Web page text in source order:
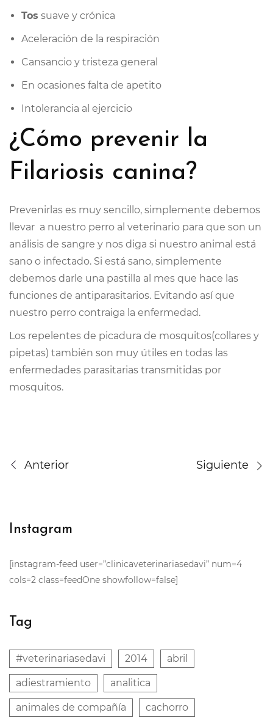
Tos suave y crónica
Aceleración de la respiración
Cansancio y tristeza general
En ocasiones falta de apetito
Intolerancia al ejercicio
¿Cómo prevenir la
Filariosis canina?
Prevenirlas es muy sencillo, simplemente debemos
llevar a nuestro perro al veterinario para que son un
análisis de sangre y nos diga si nuestro animal está
sano o infectado. Si está sano, simplemente
debemos darle una pastilla al mes que hace las
funciones de antiparasitarios. Evitando así que
nuestro perro contraiga la enfermedad.
Los repelentes de picadura de mosquitos(collares y
pipetas) también son muy útiles en todas las
enfermedades parasitarias transmitidas por
mosquitos.
Anterior Siguiente
Instagram
[instagram-feed user=”clinicaveterinariasedavi” num=4
cols=2 class=feedOne showfollow=false]
Tag
#veterinariasedavi 2014 abril
adiestramiento analitica
animales de compañía cachorro